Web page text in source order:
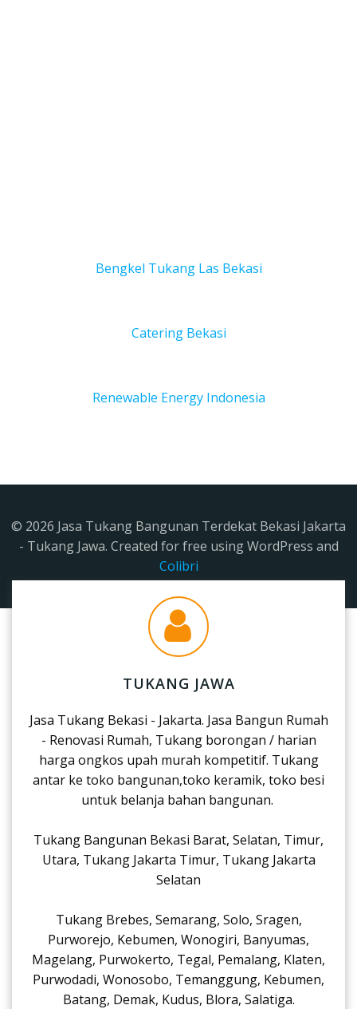
Bengkel Tukang Las Bekasi
Catering Bekasi
Renewable Energy Indonesia
© 2026 Jasa Tukang Bangunan Terdekat Bekasi Jakarta
- Tukang Jawa. Created for free using WordPress and
Colibri
TUKANG JAWA
Jasa Tukang Bekasi - Jakarta. Jasa Bangun Rumah
- Renovasi Rumah, Tukang borongan / harian
harga ongkos upah murah kompetitif. Tukang
antar ke toko bangunan,toko keramik, toko besi
untuk belanja bahan bangunan.
Tukang Bangunan Bekasi Barat, Selatan, Timur,
Utara, Tukang Jakarta Timur, Tukang Jakarta
Selatan
Tukang Brebes, Semarang, Solo, Sragen,
Purworejo, Kebumen, Wonogiri, Banyumas,
Magelang, Purwokerto, Tegal, Pemalang, Klaten,
Purwodadi, Wonosobo, Temanggung, Kebumen,
Batang, Demak, Kudus, Blora, Salatiga.